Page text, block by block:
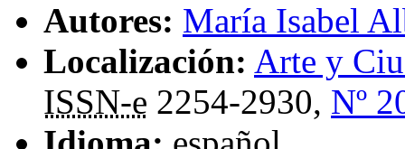
Autores: María Isabel
Localización: Arte y
ISSN-e 2254-2930, Nº